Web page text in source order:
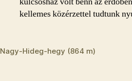
kellemes közérzettel tudtunk
Nagy-Hideg-hegy (864 m)